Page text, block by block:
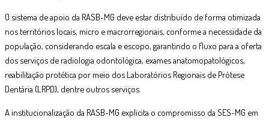
O sistema de apoio da RASB-MG deve estar distribuído de forma otimizada
nos territórios locais, micro e macrorregionais, conforme a necessidade da
população, considerando escala e escopo, garantindo o fluxo para a oferta
dos serviços de radiologia odontológica, exames anatomopatológicos,
reabilitação protética por meio dos Laboratórios Regionais de Prótese
Dentária (LRPD), dentre outros serviços.
A institucionalização da RASB-MG explicita o compromisso da SES-MG em